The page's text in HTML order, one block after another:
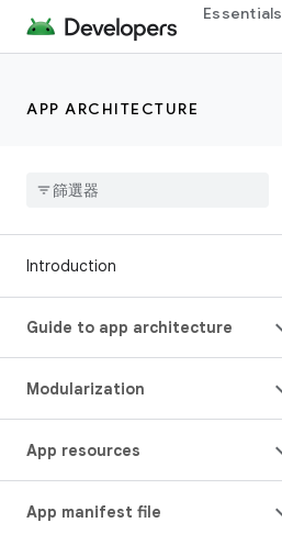
Essentials
APP ARCHITECTURE
Introduction
Guide to app architecture
Modularization
App resources
App manifest file